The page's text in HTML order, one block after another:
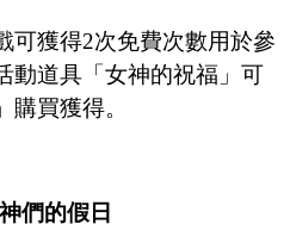
可獲得2次免費次數用於參
動道具 「 女神的祝福 」 可
」 購買獲得。
們的假日